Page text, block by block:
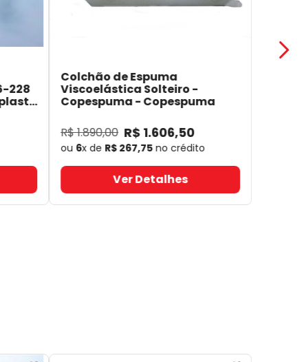
228
Colchão de Espuma
Viscoelástica Solteiro -
Copespuma- Copespuma
R$1.890,00 R$ 1.606,50
ou 6x de R$ 267,75 no crédito
Ver Detalhes